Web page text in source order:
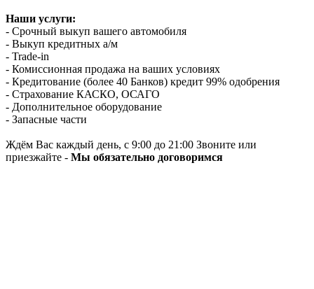
Наши услуги:
- Срочный выкуп вашего автомобиля
- Выкуп кредитных а/м
- Trade-in
- Комиссионная продажа на ваших условиях
- Кредитование (более 40 Банков) кредит 99% одобрения
- Страхование КАСКО, ОСАГО
- Дополнительное оборудование
- Запасные части
Ждём Вас каждый день, с 9:00 до 21:00 Звоните или
приезжайте - Мы обязательно договоримся